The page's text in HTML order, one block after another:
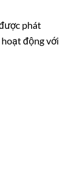
phát
động với